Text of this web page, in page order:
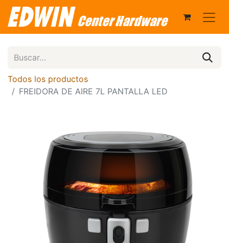
Todos los productos
FREIDORA DE AIRE 7L PANTALLA LED